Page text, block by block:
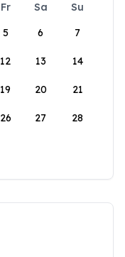
Fr Sa
Su
5 6 7
12 13 14
19 20 21
26 27 28